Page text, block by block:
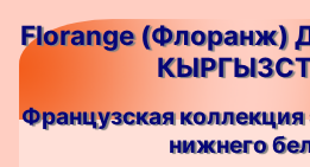
Florange (Флоранж)
Французская
нижнего